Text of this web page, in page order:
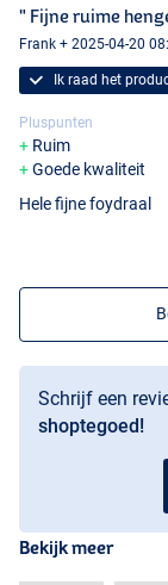
" Fijne ruime
Frank + 2025-04-20
Ik raad het
Pluspunten
Ruim
Goede kwaliteit
Hele fijne foydraal
Schrijf een
shoptegoed!
Bekijk meer